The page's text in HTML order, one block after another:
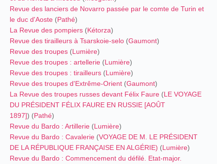
Revue des lanciers de Novarro passée par le comte de Turin et
le duc d'Aoste (Pathé)
La Revue des pompiers (Kétorza)
Revue des tirailleurs à Tsarskoie-selo (Gaumont)
Revue des troupes (Lumière)
Revue des troupes : artellerie (Lumière)
Revue des troupes : tirailleurs (Lumière)
Revue des troupes d'Extrême-Orient (Gaumont)
La Revue des troupes russes devant Félix Faure (LE VOYAGE
DU PRÉSIDENT FÉLIX FAURE EN RUSSIE [AOÛT
1897]) (Pathé)
Revue du Bardo : Artillerie (Lumière)
Revue du Bardo : Cavalerie (VOYAGE DE M. LE PRÉSIDENT
DE LA RÉPUBLIQUE FRANÇAISE EN ALGÉRIE) (Lumière)
Revue du Bardo : Commencement du défilé. Etat-major.